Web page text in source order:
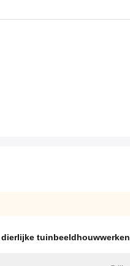
dierlijke tuinbeeldhouwwerken